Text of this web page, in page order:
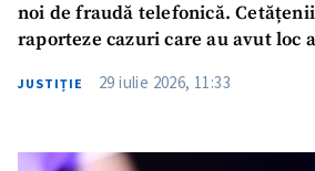
noi de fraudă telefonică.
raporteze cazuri care au avut loc
JUSTIȚIE 29 iulie 2026, 11:33